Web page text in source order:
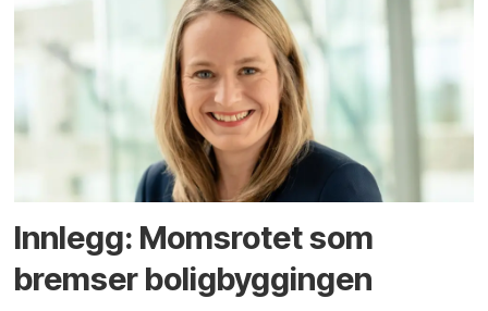
Innlegg: Moms­rotet som
bremser bolig­byggingen